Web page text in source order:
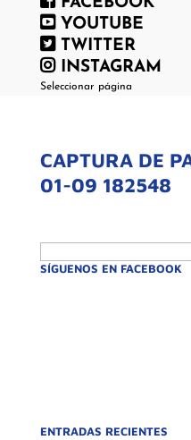
FACEBOOK
YOUTUBE
TWITTER
INSTAGRAM
Seleccionar página
CAPTURA DE
01-09 182548
SÍGUENOS EN FACEBOOK
ENTRADAS RECIENTES